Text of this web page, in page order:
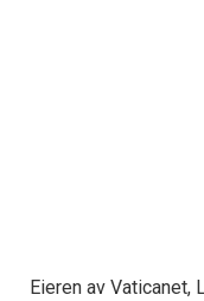
Eieren av Vaticanet,